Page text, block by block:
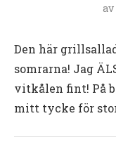
av
Den här
somrarna! Jag
vitkålen fint! På
mitt tycke för